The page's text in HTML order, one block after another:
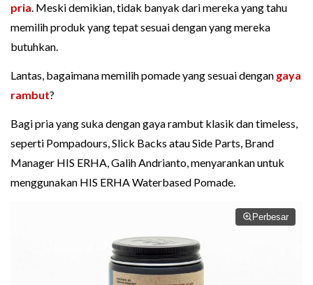
pria. Meski demikian, tidak banyak dari mereka yang tahu
memilih produk yang tepat sesuai dengan yang mereka
butuhkan.
Lantas, bagaimana memilih pomade yang sesuai dengan gaya
rambut?
Bagi pria yang suka dengan gaya rambut klasik dan timeless,
seperti Pompadours, Slick Backs atau Side Parts, Brand
Manager HIS ERHA, Galih Andrianto, menyarankan untuk
menggunakan HIS ERHA Waterbased Pomade.
Perbesar